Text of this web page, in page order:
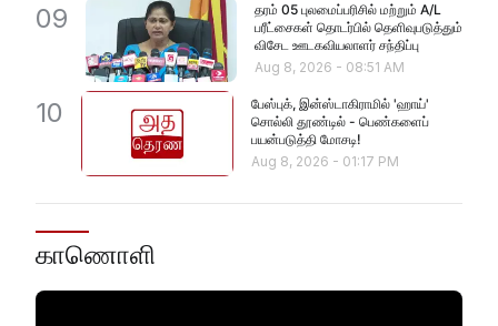
09
தரம் 05 புலமைப்பரிசில் மற்றும் A/L
பரீட்சைகள் தொடர்பில் தெளிவுபடுத்தும்
விசேட ஊடகவியலாளர் சந்திப்பு
Aug 8, 2026 - 08:51 AM
10
பேஸ்புக், இன்ஸ்டாகிராமில் 'ஹாய்'
சொல்லி தூண்டில் - பெண்களைப்
பயன்படுத்தி மோசடி!
Aug 8, 2026 - 01:17 PM
காணொளி